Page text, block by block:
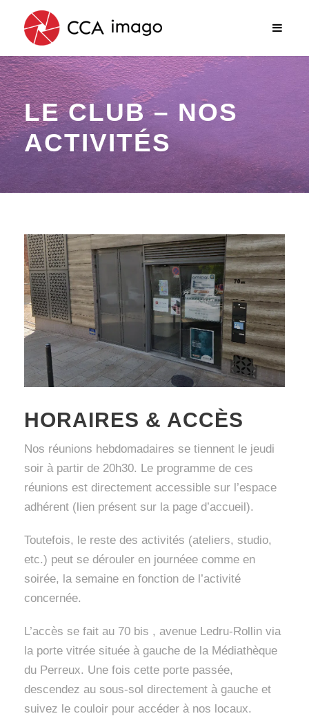
LE CLUB – NOS
ACTIVITÉS
HORAIRES & ACCÈS
Nos réunions hebdomadaires se tiennent le jeudi
soir à partir de 20h30. Le programme de ces
réunions est directement accessible sur l’espace
adhérent (lien présent sur la page d’accueil).
Toutefois, le reste des activités (ateliers, studio,
etc.) peut se dérouler en journéee comme en
soirée, la semaine en fonction de l’activité
concernée.
L’accès se fait au 70 bis , avenue Ledru-Rollin via
la porte vitrée située à gauche de la Médiathèque
du Perreux. Une fois cette porte passée,
descendez au sous-sol directement à gauche et
suivez le couloir pour accéder à nos locaux.